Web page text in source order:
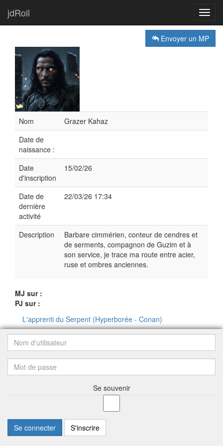
jdRoll
Envoyer un MP
Nom
Grazer Kahaz
Date de
naissance :
Date
d'inscription
15/02/26
Date de
dernière
activité
22/03/26 17:34
Description
Barbare cimmérien, conteur de cendres et
de serments, compagnon de Guzim et à
son service, je trace ma route entre acier,
ruse et ombres anciennes.
MJ sur :
PJ sur :
L'apprenti du Serpent (Hyperborée - Conan)
Se souvenir
Se connecter S'inscrire